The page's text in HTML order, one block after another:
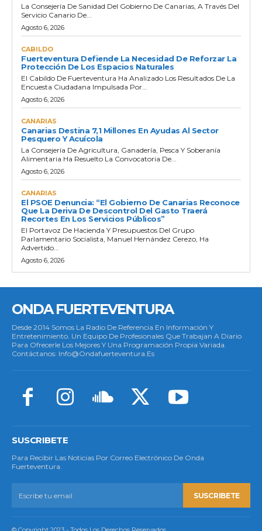
La Consejería De Sanidad Del Gobierno De Canarias, A Través Del
Servicio Canario De...
Agosto 6, 2026
CABILDO
Fuerteventura Defiende La Necesidad De Reforzar La
Protección De Los Espacios Naturales
El Cabildo De Fuerteventura Ha Analizado Los Resultados De La
Encuesta Ciudadana Impulsada Por...
Agosto 6, 2026
CANARIAS
Canarias Destina 7,1 Millones En Ayudas Al Sector
Pesquero Y Acuícola
La Consejería De Agricultura, Ganadería, Pesca Y Soberanía
Alimentaria Ha Resuelto La Convocatoria De...
Agosto 6, 2026
CANARIAS
El PSOE Denuncia: “El Gobierno De Canarias Reconoce
Que La Deriva De Descontrol Del Gasto Traerá
Recortes En Los Servicios Públicos”
El Portavoz De Hacienda Y Presupuestos Del Grupo
Parlamentario Socialista, Manuel Hernández Cerezo, Ha
Advertido...
Agosto 6, 2026
ONDA FUERTEVENTURA
Desde 2014 Somos La Radio De Referencia En Información Y
Entretenimiento. Un Equipo De Profesionales Que Trabajan A Diario
Para Ofrecerle Los Mejores Y Una Programación Propia Variada.
Contáctanos: Info@ondafuerteventura.es
SUSCRIBETE
Para Recibir Las Noticias Por Correo Electrónico De Onda
Fuerteventura.
SUSCRIBETE